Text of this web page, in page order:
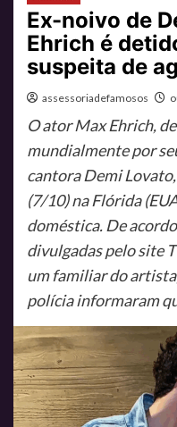
Ex-noivo de
Ehrich é
suspeita de
assessoriadefamosos
O ator Max Ehrich,
mundialmente por
cantora Demi
(7/10) na Flórida
doméstica. De
divulgadas pelo site
um familiar do
polícia informaram